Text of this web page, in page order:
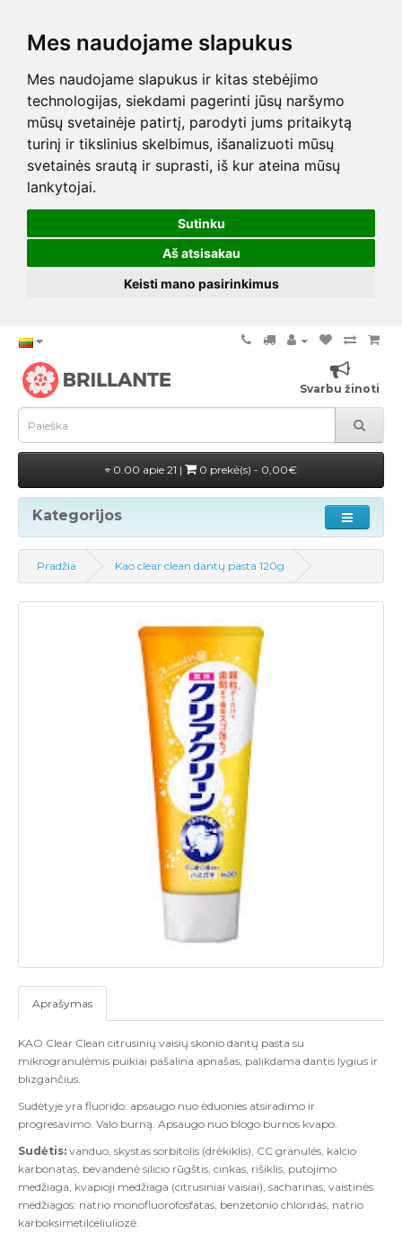
Mes naudojame slapukus
Mes naudojame slapukus ir kitas stebėjimo
technologijas, siekdami pagerinti jūsų naršymo
mūsų svetainėje patirtį, parodyti jums pritaikytą
turinį ir tikslinius skelbimus, išanalizuoti mūsų
svetainės srautą ir suprasti, iš kur ateina mūsų
lankytojai.
Sutinku
Aš atsisakau
Keisti mano pasirinkimus
Svarbu žinoti
0.00 apie 21 | 0 prekė(s) - 0,00€
Kategorijos
Pradžia Kao clear clean dantų pasta 120g
Aprašymas
KAO Clear Clean citrusinių vaisių skonio dantų pasta su
mikrogranulėmis puikiai pašalina apnašas, palikdama dantis lygius ir
blizgančius.
Sudėtyje yra fluorido: apsaugo nuo ėduonies atsiradimo ir
progresavimo. Valo burną. Apsaugo nuo blogo burnos kvapo.
Sudėtis: vanduo, skystas sorbitolis (drėkiklis), CC granulės, kalcio
karbonatas, bevandenė silicio rūgštis, cinkas, rišiklis, putojimo
medžiaga, kvapioji medžiaga (citrusiniai vaisiai), sacharinas, vaistinės
medžiagos: natrio monofluorofosfatas, benzetonio chloridas, natrio
karboksimetilceliuliozė.